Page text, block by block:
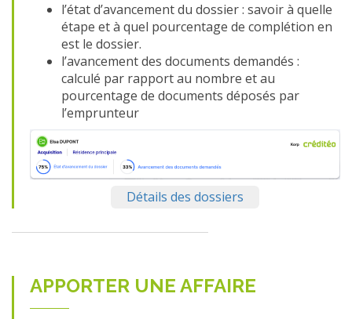
l’état d’avancement du dossier : savoir à quelle
étape et à quel pourcentage de complétion en
est le dossier.
l’avancement des documents demandés :
calculé par rapport au nombre et au
pourcentage de documents déposés par
l’emprunteur
Détails des dossiers
APPORTER UNE AFFAIRE